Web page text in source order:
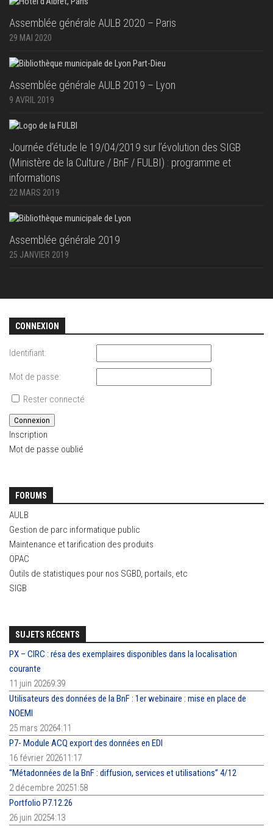
Assemblée générale AULB 2020 – Paris
29 MAI 2020
Assemblée générale AULB 2019 – Lyon
9 AVRIL 2019
Journée d’étude le 19/04/2019 sur l’évolution des SIGB
(Ministère de la Culture / BnF / FULBI) : programme et
informations
22 MARS 2019
Assemblée générale 2019
25 JANVIER 2019
CONNEXION
Identifiant:
Mot de passe:
Rester connecté
Connexion
Inscription
Mot de passe oublié
FORUMS
AULB
Gestion de parc informatique public
Maintenance et tarification des produits
OPAC
Outils de statistiques pour nos SGBD, portails, etc
SIGB
SUJETS RÉCENTS
PX – CIRC : résa des exemplaires disponibles dans la localisation
courante
11 juin 20269:39
Utilisateurs des données de la BnF : 1er webinaire : mise en place de
NOEMI
25 mars 20264:11
P7- Module ACQ export des données en EDI
16 février 202611:17
“Métadonnées de la BnF : diffusion, services et utilisations” 4/12
2 décembre 20251:58
Portfolio P7.12.26
26 juin 20254:13